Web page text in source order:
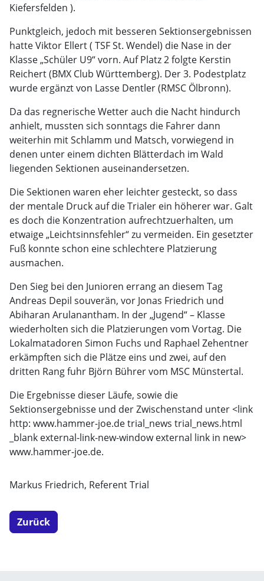
Kiefersfelden ).
Punktgleich, jedoch mit besseren Sektionsergebnissen
hatte Viktor Ellert ( TSF St. Wendel) die Nase in der
Klasse „Schüler U9“ vorn. Auf Platz 2 folgte Kerstin
Reichert (BMX Club Württemberg). Der 3. Podestplatz
wurde ergänzt von Lasse Dentler (RMSC Ölbronn).
Da das regnerische Wetter auch die Nacht hindurch
anhielt, mussten sich sonntags die Fahrer dann
weiterhin mit Schlamm und Matsch, vorwiegend in
denen unter einem dichten Blätterdach im Wald
liegenden Sektionen auseinandersetzen.
Die Sektionen waren eher leichter gesteckt, so dass
der mentale Druck auf die Trialer ein höherer war. Galt
es doch die Konzentration aufrechtzuerhalten, um
etwaige „Leichtsinnsfehler“ zu vermeiden. Ein gesetzter
Fuß konnte schon eine schlechtere Platzierung
ausmachen.
Den Sieg bei den Junioren errang an diesem Tag
Andreas Depil souverän, vor Jonas Friedrich und
Abiharan Arulanantham. In der „Jugend“ – Klasse
wiederholten sich die Platzierungen vom Vortag. Die
Lokalmatadoren Simon Fuchs und Raphael Zehentner
erkämpften sich die Plätze eins und zwei, auf den
dritten Rang fuhr Björn Bührer vom MSC Münstertal.
Die Ergebnisse dieser Läufe, sowie die
Sektionsergebnisse und der Zwischenstand unter <link
http: www.hammer-joe.de trial_news trial_news.html
_blank external-link-new-window external link in new>
www.hammer-joe.de.
Markus Friedrich, Referent Trial
Zurück